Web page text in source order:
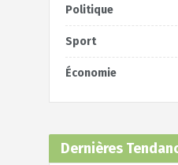
Politique
Sport
Économie
Dernières